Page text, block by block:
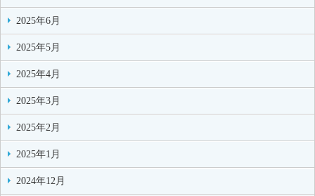
2025年6月
2025年5月
2025年4月
2025年3月
2025年2月
2025年1月
2024年12月